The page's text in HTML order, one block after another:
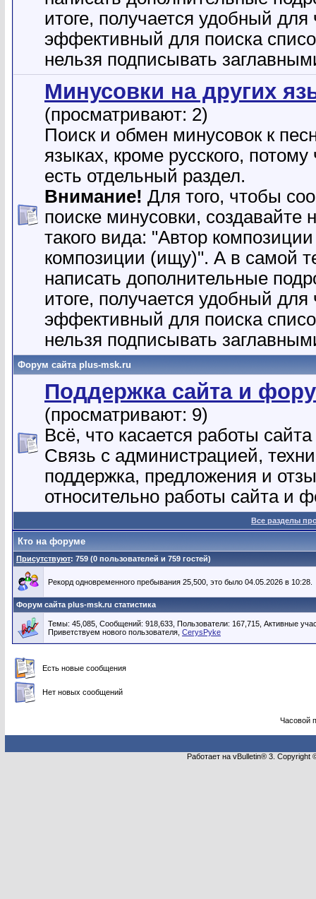
итоге, получается удобный для
эффективный для поиска
нельзя подписывать
Минусовки на других
(просматривают: 2)
Поиск и обмен минусовок к
языках, кроме русского,
есть отдельный раздел.
Внимание! Для того, чтобы
поиске минусовки, создавайте
такого вида: "Автор
композиции (ищу)". А в самой
написать дополнительные
итоге, получается удобный для
эффективный для поиска
нельзя подписывать
Форум сайта plus-msk.ru
Поддержка сайта и
(просматривают: 9)
Всё, что касается работы
Связь с администрацией,
поддержка, предложения и
относительно работы сайта и
Все разделы
Кто на форуме
Присутствуют: 759 (0 пользователей и 759 гостей)
Рекорд одновременного пребывания 25,500, это было 04.05.2026 в 10:28.
Форум сайта plus-msk.ru статистика
Темы: 45,085, Сообщений: 918,633, Пользователи: 167,715, Активные
Приветствуем нового пользователя, CerysPyke
Есть новые сообщения
Нет новых сообщений
Часовой
Работает на vBulletin® 3.